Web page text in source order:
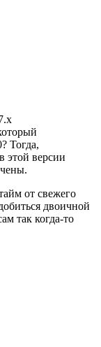
Тогда,
этой версии
от свежего
двоичной
так когда-то